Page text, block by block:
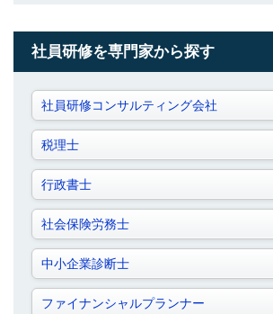
社員研修を専門家から探す
社員研修コンサルティング会社
税理士
行政書士
社会保険労務士
中小企業診断士
ファイナンシャルプランナー